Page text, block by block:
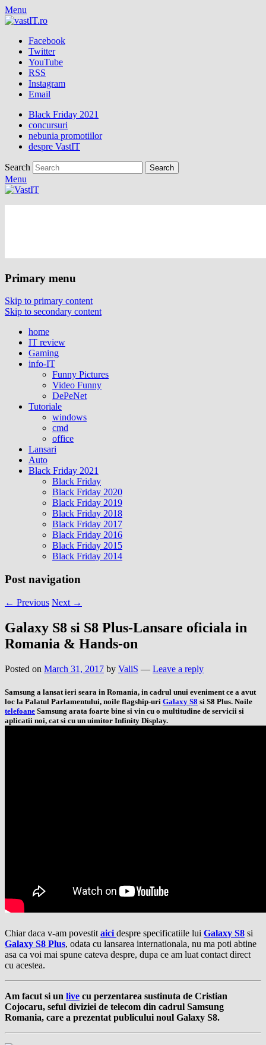
Menu
Facebook
Twitter
YouTube
RSS
Instagram
Email
Black Friday 2021
concursuri
nebunia promotiilor
despre VastIT
Search
Menu
Primary menu
Skip to primary content
Skip to secondary content
home
IT review
Gaming
info-IT
Funny Pictures
Video Funny
DePeNet
Tutoriale
windows
cmd
office
Lansari
Auto
Black Friday 2021
Black Friday
Black Friday 2020
Black Friday 2019
Black Friday 2018
Black Friday 2017
Black Friday 2016
Black Friday 2015
Black Friday 2014
Post navigation
← Previous Next →
Galaxy S8 si S8 Plus-Lansare oficiala in
Romania & Hands-on
Posted on March 31, 2017 by ValiS — Leave a reply
Samsung a lansat ieri seara in Romania, in cadrul unui eveniment ce a avut
loc la Palatul Parlamentului, noile flagship-uri Galaxy S8 si S8 Plus. Noile
telefoane Samsung arata foarte bine si vin cu o multitudine de servicii si
aplicatii noi, cat si cu un uimitor Infinity Display.
Chiar daca v-am povestit aici despre specificatiile lui Galaxy S8 si
Galaxy S8 Plus, odata cu lansarea internationala, nu ma poti abtine
asa ca voi mai spune cateva despre, dupa ce am luat contact direct
cu acestea.
Am facut si un live cu perzentarea sustinuta de Cristian
Cojocaru, seful diviziei de telecom din cadrul Samsung
Romania, care a prezentat publicului noul Galaxy S8.